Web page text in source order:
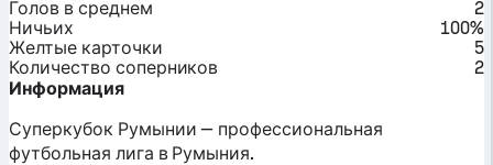
Голов в среднем
2
Ничьих
100%
Желтые карточки
5
Количество соперников
2
Информация
Суперкубок Румынии — профессиональная
футбольная лига в Румыния.